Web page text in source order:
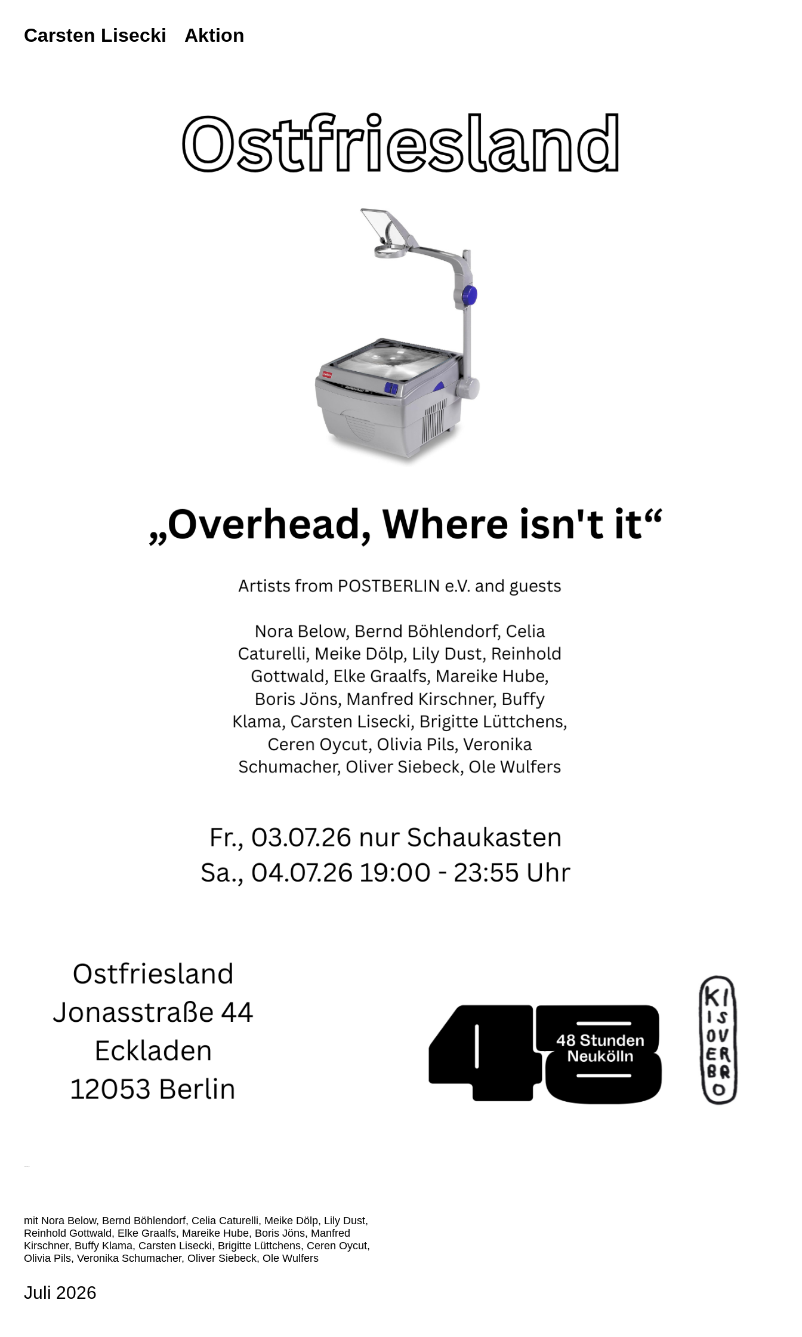
Carsten Lisecki
Carsten Lisecki Aktion
mit Nora Below, Bernd Böhlendorf, Celia Caturelli, Meike Dölp, Lily Dust,
Reinhold Gottwald, Elke Graalfs, Mareike Hube, Boris Jöns, Manfred
Kirschner, Buffy Klama, Carsten Lisecki, Brigitte Lüttchens, Ceren Oycut,
Olivia Pils, Veronika Schumacher, Oliver Siebeck, Ole Wulfers
Juli 2026